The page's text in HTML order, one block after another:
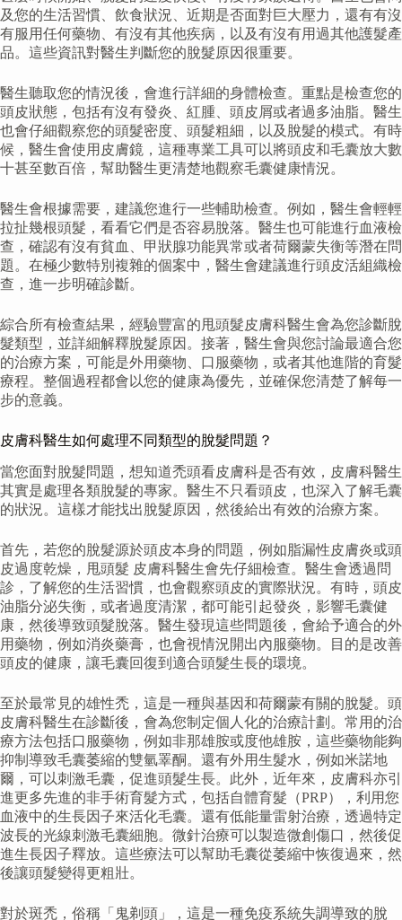
及您的生活習慣、飲食狀況、近期是否面對巨大壓力，還有有沒
有服用任何藥物、有沒有其他疾病，以及有沒有用過其他護髮產
品。這些資訊對醫生判斷您的脫髮原因很重要。
醫生聽取您的情況後，會進行詳細的身體檢查。重點是檢查您的
頭皮狀態，包括有沒有發炎、紅腫、頭皮屑或者過多油脂。醫生
也會仔細觀察您的頭髮密度、頭髮粗細，以及脫髮的模式。有時
候，醫生會使用皮膚鏡，這種專業工具可以將頭皮和毛囊放大數
十甚至數百倍，幫助醫生更清楚地觀察毛囊健康情況。
醫生會根據需要，建議您進行一些輔助檢查。例如，醫生會輕輕
拉扯幾根頭髮，看看它們是否容易脫落。醫生也可能進行血液檢
查，確認有沒有貧血、甲狀腺功能異常或者荷爾蒙失衡等潛在問
題。在極少數特別複雜的個案中，醫生會建議進行頭皮活組織檢
查，進一步明確診斷。
綜合所有檢查結果，經驗豐富的甩頭髮皮膚科醫生會為您診斷脫
髮類型，並詳細解釋脫髮原因。接著，醫生會與您討論最適合您
的治療方案，可能是外用藥物、口服藥物，或者其他進階的育髮
療程。整個過程都會以您的健康為優先，並確保您清楚了解每一
步的意義。
皮膚科醫生如何處理不同類型的脫髮問題？
當您面對脫髮問題，想知道禿頭看皮膚科是否有效，皮膚科醫生
其實是處理各類脫髮的專家。醫生不只看頭皮，也深入了解毛囊
的狀況。這樣才能找出脫髮原因，然後給出有效的治療方案。
首先，若您的脫髮源於頭皮本身的問題，例如脂漏性皮膚炎或頭
皮過度乾燥，甩頭髮 皮膚科醫生會先仔細檢查。醫生會透過問
診，了解您的生活習慣，也會觀察頭皮的實際狀況。有時，頭皮
油脂分泌失衡，或者過度清潔，都可能引起發炎，影響毛囊健
康，然後導致頭髮脫落。醫生發現這些問題後，會給予適合的外
用藥物，例如消炎藥膏，也會視情況開出內服藥物。目的是改善
頭皮的健康，讓毛囊回復到適合頭髮生長的環境。
至於最常見的雄性禿，這是一種與基因和荷爾蒙有關的脫髮。頭
皮膚科醫生在診斷後，會為您制定個人化的治療計劃。常用的治
療方法包括口服藥物，例如非那雄胺或度他雄胺，這些藥物能夠
抑制導致毛囊萎縮的雙氫睪酮。還有外用生髮水，例如米諾地
爾，可以刺激毛囊，促進頭髮生長。此外，近年來，皮膚科亦引
進更多先進的非手術育髮方式，包括自體育髮（PRP），利用您
血液中的生長因子來活化毛囊。還有低能量雷射治療，透過特定
波長的光線刺激毛囊細胞。微針治療可以製造微創傷口，然後促
進生長因子釋放。這些療法可以幫助毛囊從萎縮中恢復過來，然
後讓頭髮變得更粗壯。
對於斑禿，俗稱「鬼剃頭」，這是一種免疫系統失調導致的脫